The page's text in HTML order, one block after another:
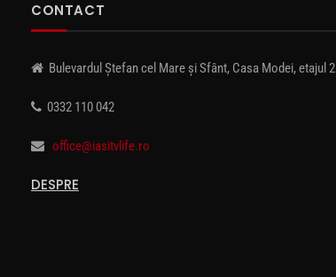
CONTACT
Bulevardul Ștefan cel Mare și Sfânt, Casa Modei, etajul 2
0332 110 042
office@iasitvlife.ro
DESPRE